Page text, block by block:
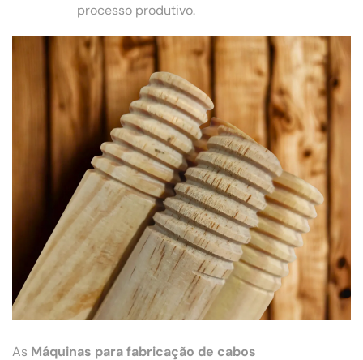
processo produtivo.
As Máquinas para fabricação de cabos